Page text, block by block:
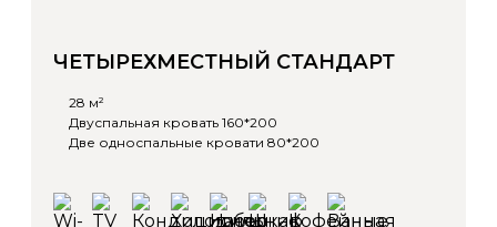
ЧЕТЫРЕХМЕСТНЫЙ СТАНДАРТ
28 м²
Двуспальная кровать 160*200
Две односпальные кровати 80*200